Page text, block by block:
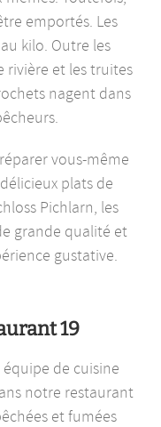
emportés. Les
kilo. Outre les
rivière et les truites
nagent dans
vous-même
plats de
Pichlarn, les
grande qualité et
gustative.
19
de cuisine
notre restaurant
et fumées